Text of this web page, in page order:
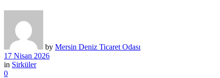
by Mersin Deniz Ticaret Odası
17 Nisan 2026
in Sirküler
0